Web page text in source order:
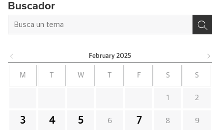
Buscador
February 2025
M T W T F S S
1 2
3 4 5 6 7 8 9